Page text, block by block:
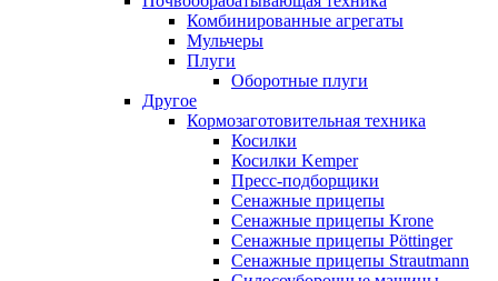
Комбинированные агрегаты
Мульчеры
Плуги
Оборотные плуги
Другое
Кормозаготовительная техника
Косилки
Косилки Kemper
Пресс-подборщики
Сенажные прицепы
Сенажные прицепы Krone
Сенажные прицепы Pöttinger
Сенажные прицепы Strautmann